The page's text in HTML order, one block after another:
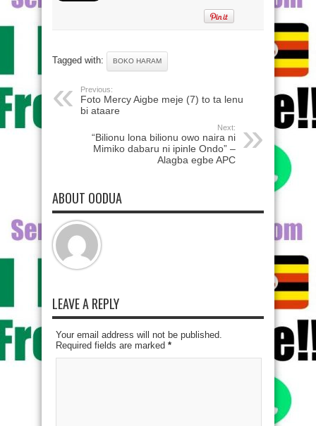
Tagged with: BOKO HARAM
Previous:
Foto Mercy Aigbe meje (7) to ta lenu
bi ataare
Next:
“Bilionu lona bilionu owo naira ni
Mimiko dabaru ni ipinle Ondo” –
Alagba egbe APC
ABOUT OODUA
LEAVE A REPLY
Your email address will not be published.
Required fields are marked *